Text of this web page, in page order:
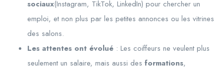
sociaux(Instagram, TikTok, LinkedIn) pour chercher un
emploi, et non plus par les petites annonces ou les vitrines
des salons.
Les attentes ont évolué : Les coiffeurs ne veulent plus
seulement un salaire, mais aussi des formations,